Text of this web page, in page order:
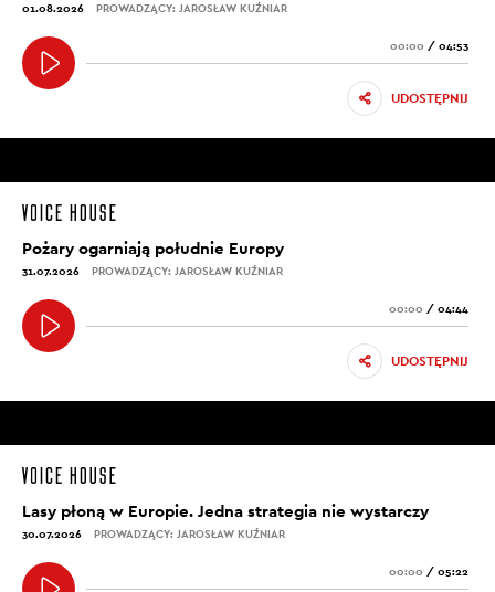
01.08.2026 PROWADZĄCY: JAROSŁAW KUŹNIAR
00:00 / 04:53
UDOSTĘPNIJ
Pożary ogarniają południe Europy
31.07.2026 PROWADZĄCY: JAROSŁAW KUŹNIAR
00:00 / 04:44
UDOSTĘPNIJ
Lasy płoną w Europie. Jedna strategia nie wystarczy
30.07.2026 PROWADZĄCY: JAROSŁAW KUŹNIAR
00:00 / 05:22